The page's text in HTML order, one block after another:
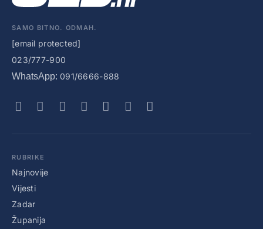
SAMO BITNO. ODMAH.
[email protected]
023/777-900
WhatsApp: 091/6666-888
RUBRIKE
Najnovije
Vijesti
Zadar
Županija